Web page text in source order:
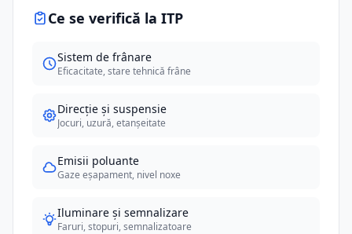
Ce se verifică la ITP
Sistem de frânare
Eficacitate, stare tehnică frâne
Direcție și suspensie
Jocuri, uzură, etanșeitate
Emisii poluante
Gaze eșapament, nivel noxe
Iluminare și semnalizare
Faruri, stopuri, semnalizatoare